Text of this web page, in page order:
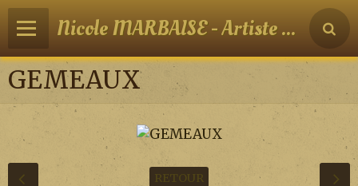
Nicole MARBAISE - Artiste peintre
GEMEAUX
RETOUR